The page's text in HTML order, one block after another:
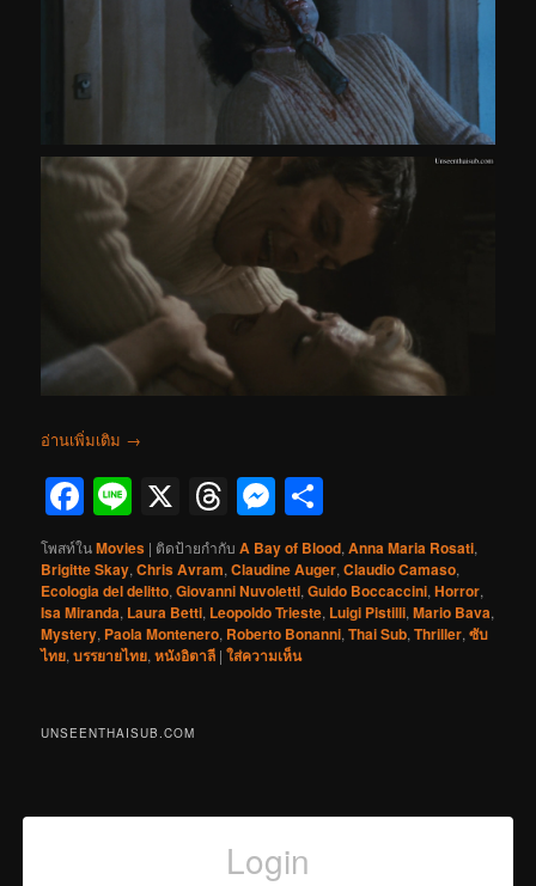
อ่านเพิ่มเติม →
Facebook
Line
X Threads
Messenger
โพสท์ในMovies | ติดป้ายกำกับ A Bay of Blood,Anna Maria Rosati,
Brigitte Skay,Chris Avram,Claudine Auger,Claudio Camaso,
Ecologia del delitto,Giovanni Nuvoletti,Guido Boccaccini,Horror,
Isa Miranda, Laura Betti, Leopoldo Trieste, Luigi Pistilli,Mario Bava,
Mystery, Paola Montenero, Roberto Bonanni,Thai Sub,Thriller,ซับ
ไทย,บรรยายไทย,หนังอิตาลี |ใส่ความเห็น
UNSEENTHAISUB.COM
Login